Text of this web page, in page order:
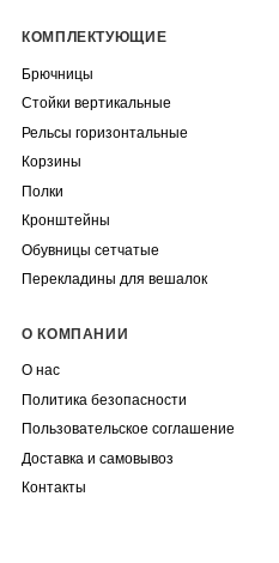
КОМПЛЕКТУЮЩИЕ
Брючницы
Стойки вертикальные
Рельсы горизонтальные
Корзины
Полки
Кронштейны
Обувницы сетчатые
Перекладины для вешалок
О КОМПАНИИ
О нас
Политика безопасности
Пользовательское соглашение
Доставка и самовывоз
Контакты